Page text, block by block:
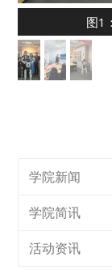
图1
学院新闻
学院简讯
活动资讯